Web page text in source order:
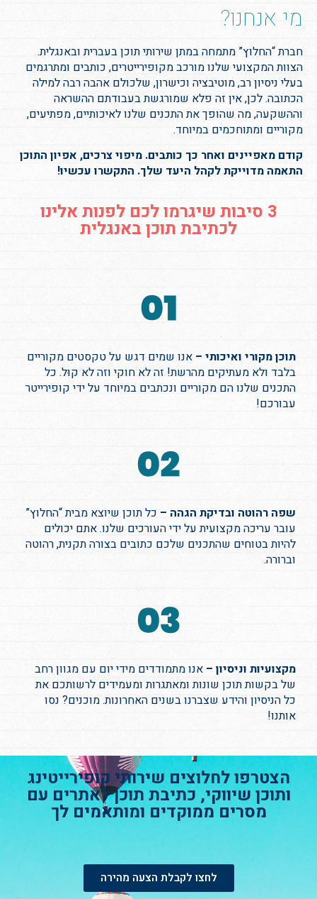
מי אנחנו?
חברת “החלוץ” מתמחה במתן שירותי תוכן בעברית ובאנגלית.
הצוות המקצועי שלנו מורכב מקופירייטרים, כותבים ומתרגמים
בעלי ניסיון רב, מוטיבציה וכישרון, שלכולם אהבה רבה למילה
הכתובה. לכן, אין זה פלא שמורגשת בעבודתם ההשראה
וההשקעה, מה שהופך את התכנים שלנו לאיכותיים, מפתיעים,
מקוריים ומתוחכמים במיוחד.
קודם מאפיינים ואחר כך כותבים. מיפוי צרכים, אפיון התוכן
התאמה מדוייקת לקהל היעד שלך. התקשרו עכשיו!
3 סיבות שיגרמו לכם לפנות אלינו
לכתיבת תוכן באנגלית
תוכן מקורי ואיכותי – אנו שמים דגש על טקסטים מקוריים
בלבד ולא מעתיקים מהרשת! זה לא חוקי וזה לא קוּל. כל
התכנים שלנו הם מקוריים ונכתבים במיוחד על ידי קופירייטר
עבורכם!
שפה רהוטה ובדיקת הגהה – כל תוכן שיוצא מבית “החלוץ”
עובר עריכה מקצועית על ידי העורכים שלנו. אתם יכולים
להיות בטוחים שהתכנים שלכם כתובים בצורה תקנית, רהוטה
וברורה.
מקצועיות וניסיון – אנו מתמודדים מידי יום עם מגוון רחב
של בקשות תוכן שונות ומאתגרות ומעמידים לרשותכם את
כל הניסיון והידע שצברנו בשנים האחרונות. מוכנים? נסו
אותנו!
הצטרפו לחלוצים שירותי קופירייטינג
ותוכן שיווקי, כתיבת תוכן לאתרים עם
מסרים ממוקדים ומותאמים לך
לחצו לקבלת הצעה מהירה